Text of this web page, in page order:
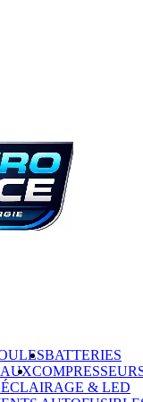
BATTERIES
ÉCLAIRAGE & LED